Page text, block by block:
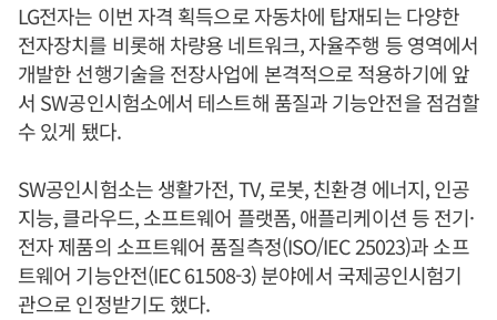
LG전자는 이번 자격 획득으로 자동차에 탑재되는 다양한
전자장치를 비롯해 차량용 네트워크, 자율주행 등 영역에서
개발한 선행기술을 전장사업에 본격적으로 적용하기에 앞
서 SW공인시험소에서 테스트해 품질과 기능안전을 점검할
수 있게 됐다.
SW공인시험소는 생활가전, TV, 로봇, 친환경 에너지, 인공
지능, 클라우드, 소프트웨어 플랫폼, 애플리케이션 등 전기·
전자 제품의 소프트웨어 품질측정(ISO/IEC 25023)과 소프
트웨어 기능안전(IEC 61508-3) 분야에서 국제공인시험기
관으로 인정받기도 했다.